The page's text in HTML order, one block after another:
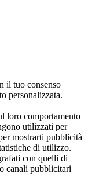
il tuo consenso
personalizzata.
loro comportamento
utilizzati per
mostrarti pubblicità
di utilizzo.
con quelli di
canali pubblicitari